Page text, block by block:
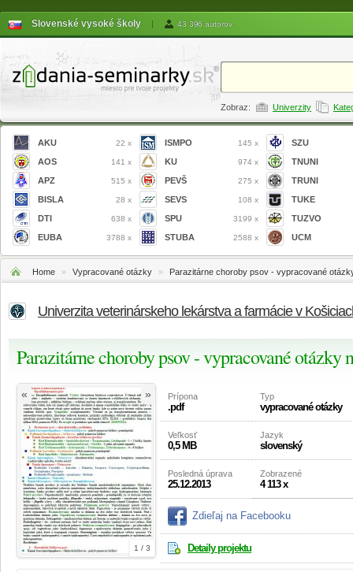
Slovenské vysoké školy | 43 396 autorov
Zobraz: Univerzity
AKU 22 x
AOS 141 x
APZ 515 x
BISLA 28 x
DTI 638 x
EUBA 3788 x
ISMPO 145 x
KU 974 x
PEVŠ 275 x
SEVS 108 x
SPU 3199 x
STUBA 2588 x
SZU
TNUNI
TRUNI
TUKE
TUZVO
UCM
Home » Vypracované otázky » Parazitárne choroby psov - vypracované
Univerzita veterinárskeho lekárstva a farmácie v
Parazitárne choroby psov - vypracované otázky
1 / 3
« » Prípona
.pdf
Typ
vypracované otázky
Veľkosť
0,5 MB
Jazyk
slovenský
Posledná úprava
25.12.2013
Zobrazené
4 113 x
Zdieľaj na Facebooku
Detaily projektu